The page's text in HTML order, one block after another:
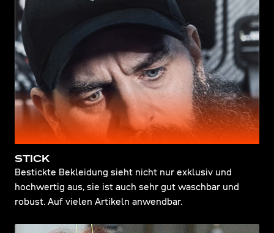
STICK
Bestickte Bekleidung sieht nicht nur exklusiv und
hochwertig aus, sie ist auch sehr gut waschbar und
robust. Auf vielen Artikeln anwendbar.